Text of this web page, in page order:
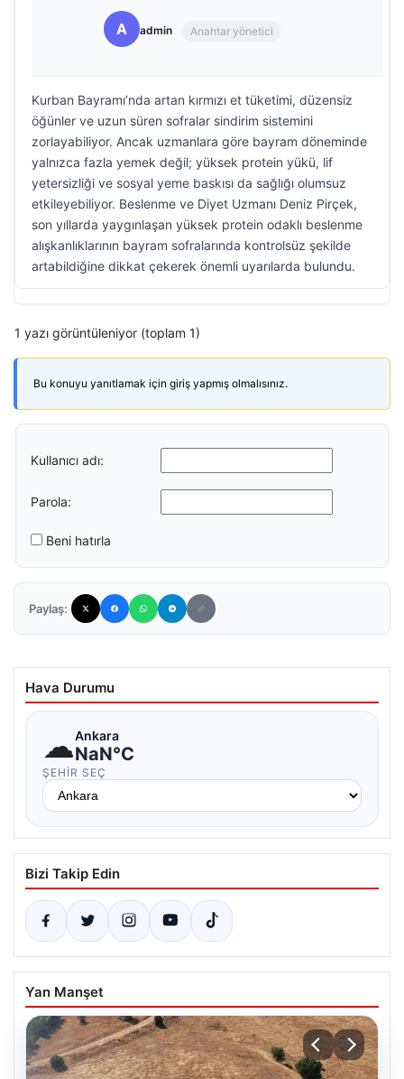
A admin Anahtar yönetici
Kurban Bayramı’nda artan kırmızı et tüketimi, düzensiz
öğünler ve uzun süren sofralar sindirim sistemini
zorlayabiliyor. Ancak uzmanlara göre bayram döneminde
yalnızca fazla yemek değil; yüksek protein yükü, lif
yetersizliği ve sosyal yeme baskısı da sağlığı olumsuz
etkileyebiliyor. Beslenme ve Diyet Uzmanı Deniz Pirçek,
son yıllarda yaygınlaşan yüksek protein odaklı beslenme
alışkanlıklarının bayram sofralarında kontrolsüz şekilde
artabildiğine dikkat çekerek önemli uyarılarda bulundu.
1 yazı görüntüleniyor (toplam 1)
Bu konuyu yanıtlamak için giriş yapmış olmalısınız.
Kullanıcı adı:
Parola:
Beni hatırla
Paylaş:
Hava Durumu
☁Ankara
NaN°C
ŞEHIR SEÇ
Bizi Takip Edin
Yan Manşet